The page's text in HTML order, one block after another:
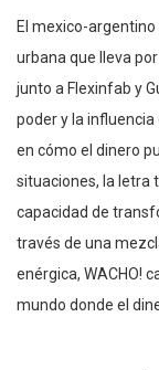
El mexico-argentino
urbana que lleva
junto a Flexinfab y
poder y la
en cómo el dinero
situaciones, la letra
capacidad de
través de una
enérgica, WACHO!
mundo donde el